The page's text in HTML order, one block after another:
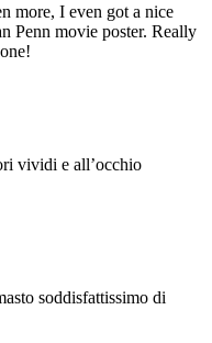
more, I even got a nice
Penn movie poster. Really
vividi e all’occhio
soddisfattissimo di